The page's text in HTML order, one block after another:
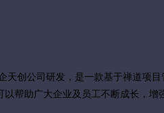
创公司研发，是一款基于禅道项目
以帮助广大企业及员工不断成长，增